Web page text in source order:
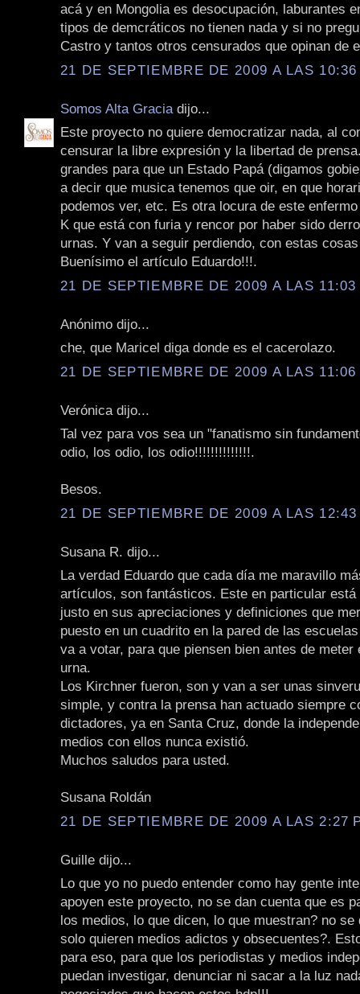
acá y en Mongolia es desocupación, laburantes
tipos de demcráticos no tienen nada y si no
Castro y tantos otros censurados que opinan de
21 DE SEPTIEMBRE DE 2009 A LAS
Somos Alta Gracia dijo...
Este proyecto no quiere democratizar nada, al
censurar la libre expresión y la libertad de
grandes para que un Estado Papá (digamos
a decir que musica tenemos que oir, en que
podemos ver, etc. Es otra locura de este
K que está con furia y rencor por haber sido
urnas. Y van a seguir perdiendo, con estas
Buenísimo el artículo Eduardo!!!.
21 DE SEPTIEMBRE DE 2009 A LAS
Anónimo dijo...
che, que Maricel diga donde es el cacerolazo.
21 DE SEPTIEMBRE DE 2009 A LAS
Verónica dijo...
Tal vez para vos sea un "fanatismo sin
odio, los odio, los odio!!!!!!!!!!!!!!.
Besos.
21 DE SEPTIEMBRE DE 2009 A LAS 12:43
Susana R. dijo...
La verdad Eduardo que cada día me maravillo
artículos, son fantásticos. Este en particular está
justo en sus apreciaciones y definiciones que
puesto en un cuadrito en la pared de las
va a votar, para que piensen bien antes de meter
urna.
Los Kirchner fueron, son y van a ser unas
simple, y contra la prensa han actuado siempre
dictadores, ya en Santa Cruz, donde la
medios con ellos nunca existió.
Muchos saludos para usted.
Susana Roldán
21 DE SEPTIEMBRE DE 2009 A LAS 2:27
Guille dijo...
Lo que yo no puedo entender como hay gente
apoyen este proyecto, no se dan cuenta que es
los medios, lo que dicen, lo que muestran? no se
solo quieren medios adictos y obsecuentes?.
para eso, para que los periodistas y medios
puedan investigar, denunciar ni sacar a la luz